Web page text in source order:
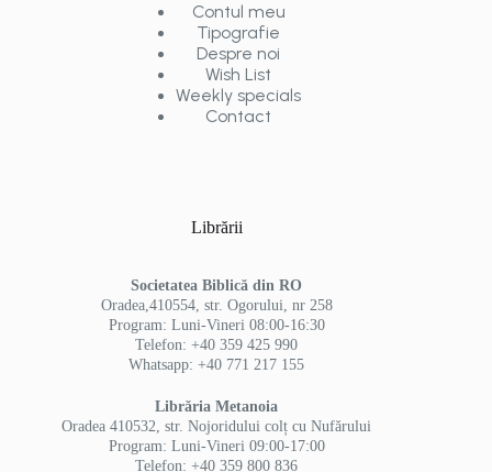
Contul meu
Tipografie
Despre noi
Wish List
Weekly specials
Contact
Librării
Societatea Biblică din RO
Oradea,410554, str. Ogorului, nr 258
Program: Luni-Vineri 08:00-16:30
Telefon: +40 359 425 990
Whatsapp: +40 771 217 155
Librăria Metanoia
Oradea 410532, str. Nojoridului colț cu Nufărului
Program: Luni-Vineri 09:00-17:00
Telefon: +40 359 800 836